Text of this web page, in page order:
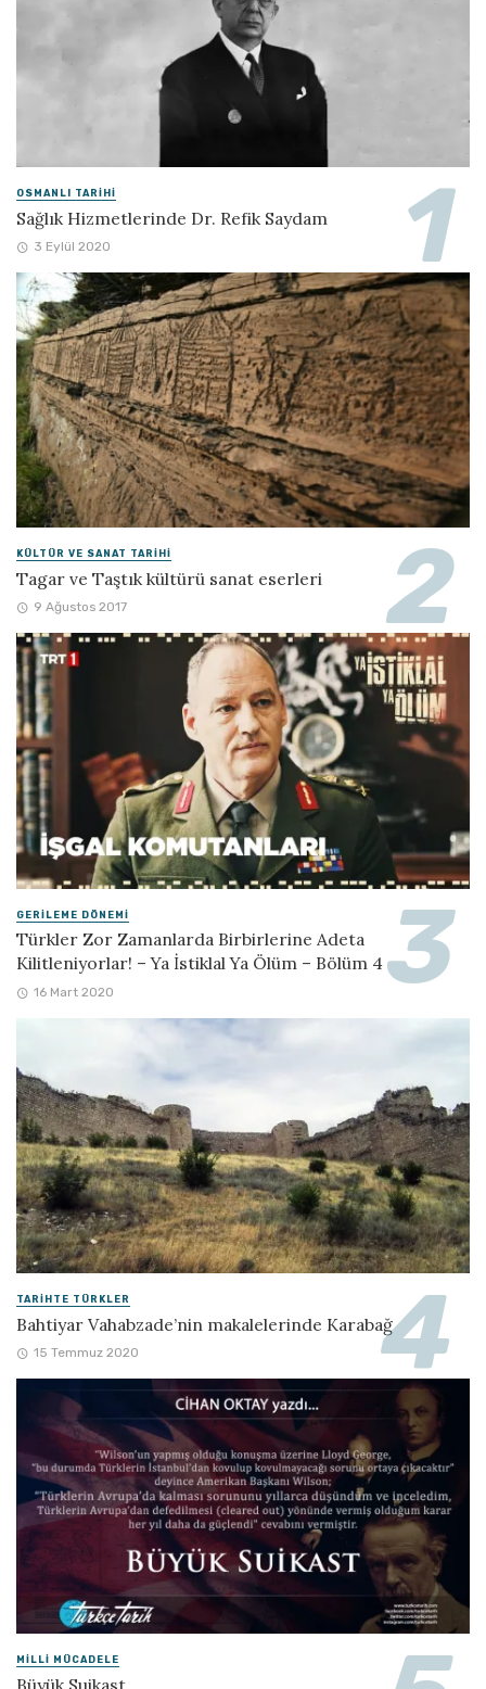
OSMANLI TARIHI
Sağlık Hizmetlerinde Dr. Refik Saydam
3 Eylül 2020
KÜLTÜR VE SANAT TARIHI
Tagar ve Taştık kültürü sanat eserleri
9 Ağustos 2017
GERILEME DÖNEMI
Türkler Zor Zamanlarda Birbirlerine Adeta
Kilitleniyorlar! – Ya İstiklal Ya Ölüm – Bölüm 4
16 Mart 2020
TARIHTE TÜRKLER
Bahtiyar Vahabzade’nin makalelerinde Karabağ
15 Temmuz 2020
MILLI MÜCADELE